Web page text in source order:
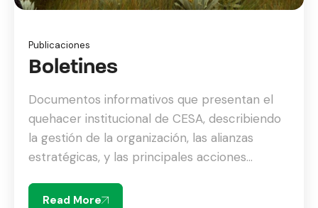
Publicaciones
Boletines
Documentos informativos que presentan el
quehacer institucional de CESA, describiendo
la gestión de la organización, las alianzas
estratégicas, y las principales acciones
conforme el desarrollo de proyectos y
Read More